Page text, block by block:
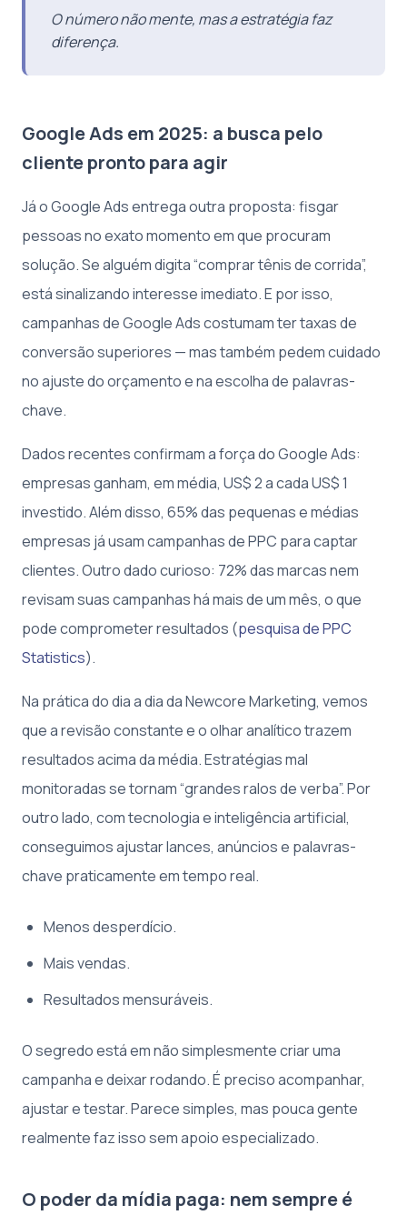
O número não mente, mas a estratégia faz
diferença.
Google Ads em 2025: a busca pelo
cliente pronto para agir
Já o Google Ads entrega outra proposta: fisgar
pessoas no exato momento em que procuram
solução. Se alguém digita “comprar tênis de corrida”,
está sinalizando interesse imediato. E por isso,
campanhas de Google Ads costumam ter taxas de
conversão superiores — mas também pedem cuidado
no ajuste do orçamento e na escolha de palavras-
chave.
Dados recentes confirmam a força do Google Ads:
empresas ganham, em média, US$ 2 a cada US$ 1
investido. Além disso, 65% das pequenas e médias
empresas já usam campanhas de PPC para captar
clientes. Outro dado curioso: 72% das marcas nem
revisam suas campanhas há mais de um mês, o que
pode comprometer resultados (pesquisa de PPC
Statistics).
Na prática do dia a dia da Newcore Marketing, vemos
que a revisão constante e o olhar analítico trazem
resultados acima da média. Estratégias mal
monitoradas se tornam “grandes ralos de verba”. Por
outro lado, com tecnologia e inteligência artificial,
conseguimos ajustar lances, anúncios e palavras-
chave praticamente em tempo real.
Menos desperdício.
Mais vendas.
Resultados mensuráveis.
O segredo está em não simplesmente criar uma
campanha e deixar rodando. É preciso acompanhar,
ajustar e testar. Parece simples, mas pouca gente
realmente faz isso sem apoio especializado.
O poder da mídia paga: nem sempre é